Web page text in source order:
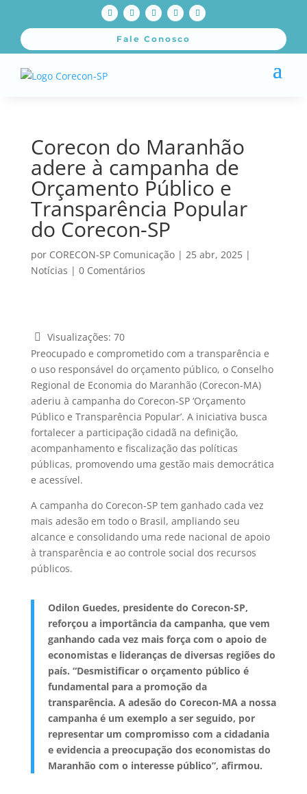
Fale Conosco
Corecon do Maranhão
adere à campanha de
Orçamento Público e
Transparência Popular
do Corecon-SP
por CORECON-SP Comunicação| 25 abr, 2025|
Notícias | 0 Comentários
Visualizações: 70
Preocupado e comprometido com a transparência e
o uso responsável do orçamento público, o Conselho
Regional de Economia do Maranhão (Corecon-MA)
aderiu à campanha do Corecon-SP ‘Orçamento
Público e Transparência Popular’. A iniciativa busca
fortalecer a participação cidadã na definição,
acompanhamento e fiscalização das políticas
públicas, promovendo uma gestão mais democrática
e acessível.
A campanha do Corecon-SP tem ganhado cada vez
mais adesão em todo o Brasil, ampliando seu
alcance e consolidando uma rede nacional de apoio
à transparência e ao controle social dos recursos
públicos.
Odilon Guedes, presidente do Corecon-SP,
reforçou a importância da campanha, que vem
ganhando cada vez mais força com o apoio de
economistas e lideranças de diversas regiões do
país. “Desmistificar o orçamento público é
fundamental para a promoção da
transparência. A adesão do Corecon-MA a nossa
campanha é um exemplo a ser seguido, por
representar um compromisso com a cidadania
e evidencia a preocupação dos economistas do
Maranhão com o interesse público”, afirmou.